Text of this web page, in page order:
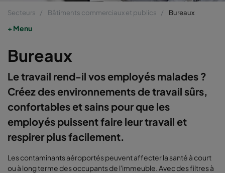
Secteurs Bâtiments commerciaux et publics Bureaux
Menu
Bureaux
Le travail rend-il vos employés malades ?
Créez des environnements de travail sûrs,
confortables et sains pour que les
employés puissent faire leur travail et
respirer plus facilement.
Les contaminants aéroportés peuvent affecter la santé à court
ou à long terme des occupants de l'immeuble. Avec des filtres à